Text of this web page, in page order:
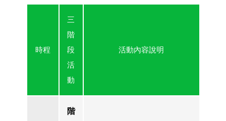
時程
三
階
段
活
動
活動內容說明
階